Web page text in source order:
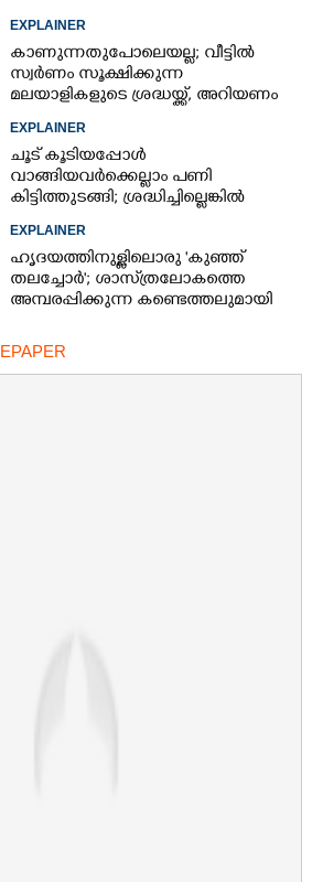
EXPLAINER
കാണുന്നതുപോലെയല്ല; വീട്ടിൽ
സ്വർണം സൂക്ഷിക്കുന്ന
മലയാളികളുടെ ശ്രദ്ധയ്ക്ക്, അറിയണം
EXPLAINER
ചൂട് കൂടിയപ്പോൾ
വാങ്ങിയവർക്കെല്ലാം പണി
കിട്ടിത്തുടങ്ങി; ശ്രദ്ധിച്ചില്ലെങ്കിൽ
EXPLAINER
ഹൃദയത്തിനുള്ളിലൊരു 'കുഞ്ഞ്
തലച്ചോർ'; ശാസ്‌ത്രലോകത്തെ
അമ്പരപ്പിക്കുന്ന കണ്ടെത്തലുമായി
EPAPER